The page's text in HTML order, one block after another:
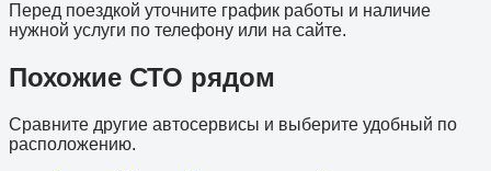
Перед поездкой уточните график работы и наличие
нужной услуги по телефону или на сайте.
Похожие СТО рядом
Сравните другие автосервисы и выберите удобный по
расположению.